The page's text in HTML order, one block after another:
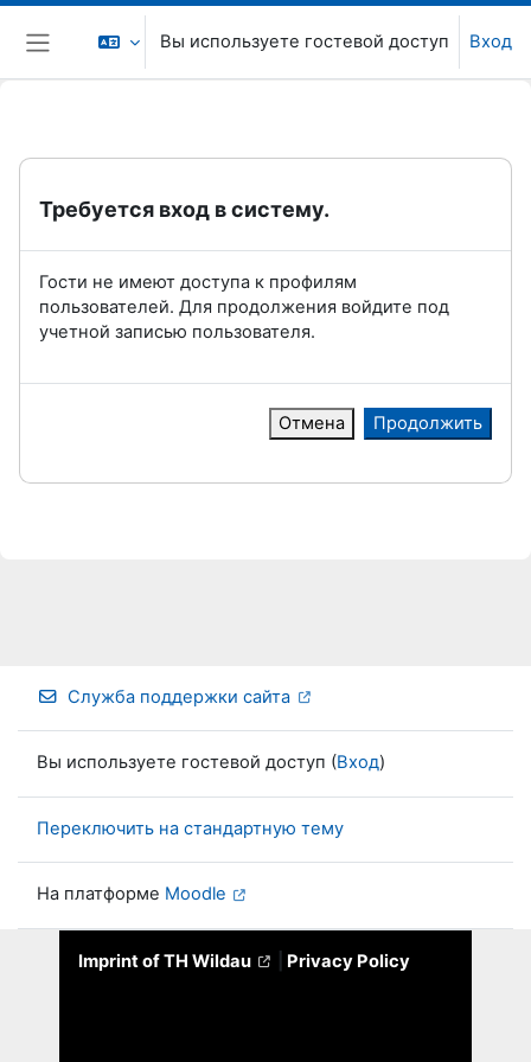
Перейти к основному содержанию
Боковая панель
Вы используете гостевой доступ Вход
Требуется вход в систему.
Гости не имеют доступа к профилям
пользователей. Для продолжения войдите под
учетной записью пользователя.
Отмена Продолжить
Служба поддержки сайта
Вы используете гостевой доступ (Вход)
Переключить на стандартную тему
На платформе Moodle
Imprint of TH Wildau Privacy Policy